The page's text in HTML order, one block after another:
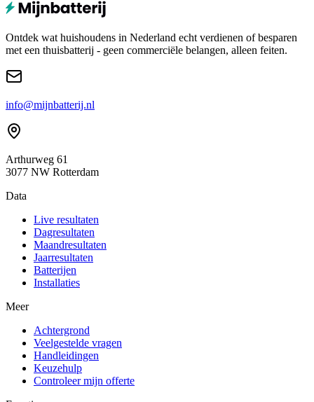
Ontdek wat huishoudens in Nederland echt verdienen of besparen
met een thuisbatterij - geen commerciële belangen, alleen feiten.
info@mijnbatterij.nl
Arthurweg 61
3077 NW Rotterdam
Data
Live resultaten
Dagresultaten
Maandresultaten
Jaarresultaten
Batterijen
Installaties
Meer
Achtergrond
Veelgestelde vragen
Handleidingen
Keuzehulp
Controleer mijn offerte